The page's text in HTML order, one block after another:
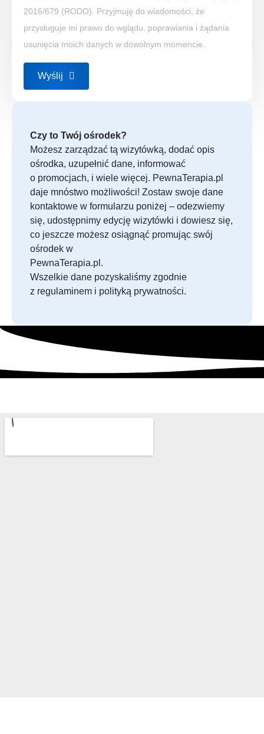
2016/679 (RODO). Przyjmuję do wiadomości, że
przysługuje mi prawo do wglądu, poprawiania i żądania
usunięcia moich danych w dowolnym momencie.
Wyślij
Czy to Twój ośrodek?
Możesz zarządzać tą wizytówką, dodać opis
ośrodka, uzupełnić dane, informować
o promocjach, i wiele więcej. PewnaTerapia.pl
daje mnóstwo możliwości! Zostaw swoje dane
kontaktowe w formularzu poniżej – odezwiemy
się, udostępnimy edycję wizytówki i dowiesz się,
co jeszcze możesz osiągnąć promując swój
ośrodek w
PewnaTerapia.pl.
Wszelkie dane pozyskaliśmy zgodnie
z regulaminem i polityką prywatności.